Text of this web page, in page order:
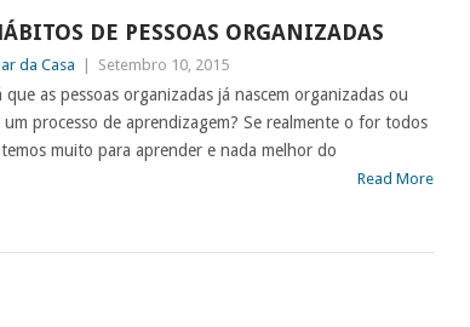
DE PESSOAS ORGANIZADAS
da Casa Setembro 10, 2015
que as pessoas organizadas já nascem organizadas ou
um processo de aprendizagem? Se realmente o for todos
muito para aprender e nada melhor do
Read More